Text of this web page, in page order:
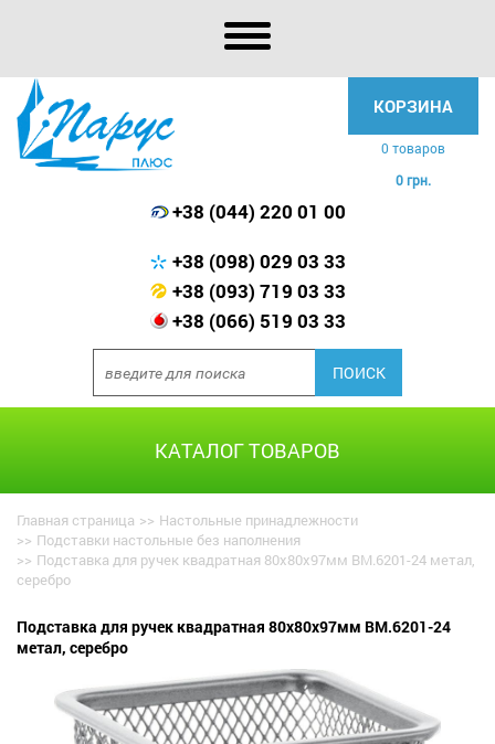
КОРЗИНА
0 товаров
0 грн.
+38 (044) 220 01 00
+38 (098) 029 03 33
+38 (093) 719 03 33
+38 (066) 519 03 33
КАТАЛОГ ТОВАРОВ
Главная страница >> Настольные принадлежности
>> Подставки настольные без наполнения
>> Подставка для ручек квадратная 80x80x97мм BM.6201-24 метал,
серебро
Подставка для ручек квадратная 80x80x97мм BM.6201-24
метал, серебро